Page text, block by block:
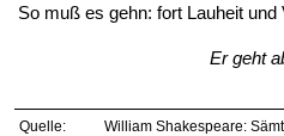
So muß es gehn: fort Lauheit und
Er geht
Quelle:
William Shakespeare: